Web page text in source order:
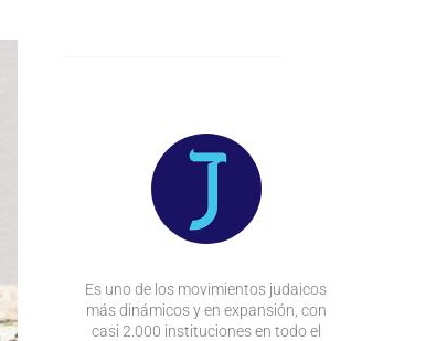
Es uno de los movimientos judaicos
más dinámicos y en expansión, con
casi 2.000 instituciones en todo el